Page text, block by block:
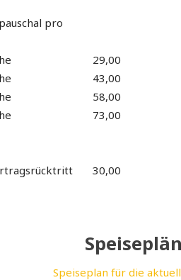
pro
29,00
43,00
58,00
73,00
30,00
Speiseplan für die